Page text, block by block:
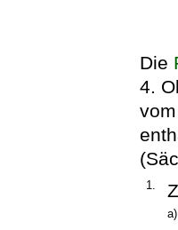
Die
4.
1.
a)